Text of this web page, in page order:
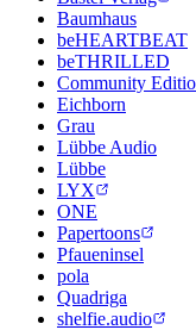
Baumhaus
beHEARTBEAT
beTHRILLED
Community
Eichborn
Grau
Lübbe Audio
Lübbe
LYX
ONE
Papertoons
Pfaueninsel
pola
Quadriga
shelfie.audio